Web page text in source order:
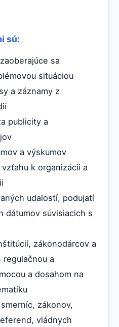
sú:
sa
situáciou
a záznamy z
publicity a
a výskumov
k organizácii a
udalostí, podujatí
dátumov súvisiacich s
zákonodárcov a
a
a dosahom na
zákonov,
vládnych